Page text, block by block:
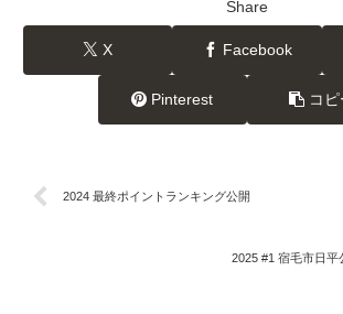
Share
X Facebook
Pinterest コピ
2024 最終ポイントランキング公開
2025 #1 宿毛市日平